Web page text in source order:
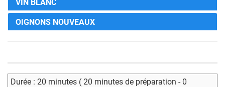
VIN BLANC
OIGNONS NOUVEAUX
Durée : 20 minutes ( 20 minutes de préparation - 0